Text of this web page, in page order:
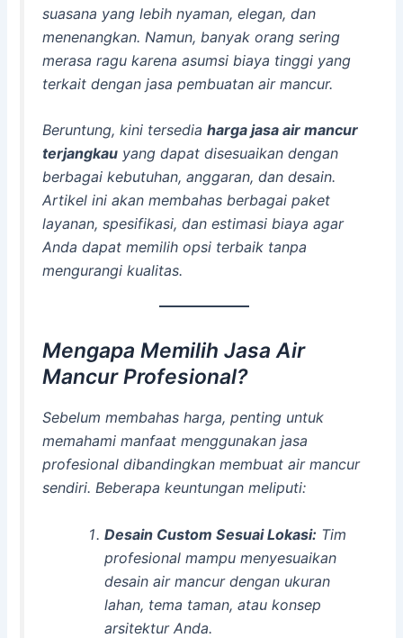
suasana yang lebih nyaman, elegan, dan
menenangkan. Namun, banyak orang sering
merasa ragu karena asumsi biaya tinggi yang
terkait dengan jasa pembuatan air mancur.
Beruntung, kini tersediaharga jasa air mancur
terjangkau yang dapat disesuaikan dengan
berbagai kebutuhan, anggaran, dan desain.
Artikel ini akan membahas berbagai paket
layanan, spesifikasi, dan estimasi biaya agar
Anda dapat memilih opsi terbaik tanpa
mengurangi kualitas.
Mengapa Memilih Jasa Air
Mancur Profesional?
Sebelum membahas harga, penting untuk
memahami manfaat menggunakan jasa
profesional dibandingkan membuat air mancur
sendiri. Beberapa keuntungan meliputi:
Desain Custom Sesuai Lokasi:Tim
profesional mampu menyesuaikan
desain air mancur dengan ukuran
lahan, tema taman, atau konsep
arsitektur Anda.